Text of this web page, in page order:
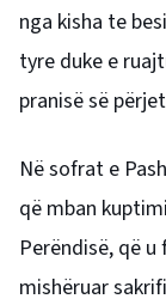
nga kisha te
tyre duke e
pranisë së
Në sofrat e
që mban
Perëndisë, që
mishëruar